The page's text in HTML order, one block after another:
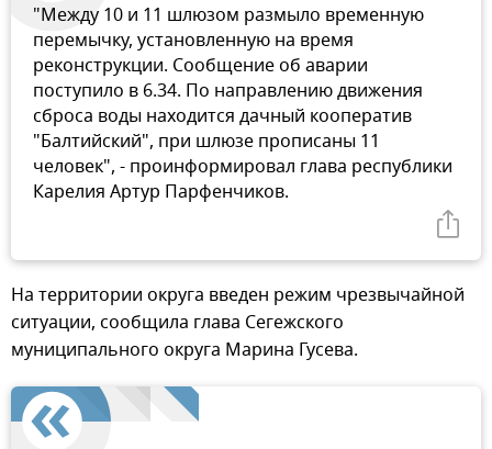
"Между 10 и 11 шлюзом размыло временную
перемычку, установленную на время
реконструкции. Сообщение об аварии
поступило в 6.34. По направлению движения
сброса воды находится дачный кооператив
"Балтийский", при шлюзе прописаны 11
человек", - проинформировал глава республики
Карелия Артур Парфенчиков.
На территории округа введен режим чрезвычайной
ситуации, сообщила глава Сегежского
муниципального округа Марина Гусева.